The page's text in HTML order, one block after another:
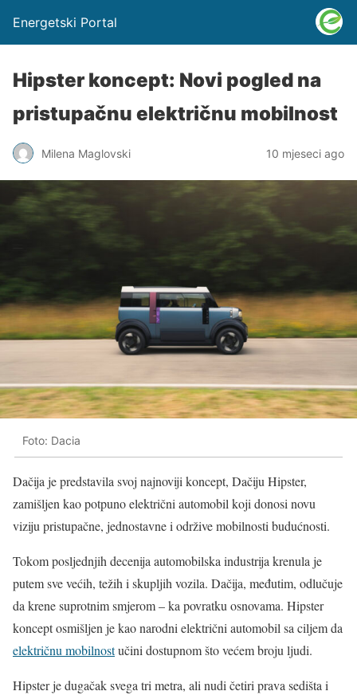
Energetski Portal
Hipster koncept: Novi pogled na
pristupačnu električnu mobilnost
Milena Maglovski 10 mjeseci ago
Foto: Dacia
Dačija je predstavila svoj najnoviji koncept, Dačiju Hipster,
zamišljen kao potpuno električni automobil koji donosi novu
viziju pristupačne, jednostavne i održive mobilnosti budućnosti.
Tokom posljednjih decenija automobilska industrija krenula je
putem sve većih, težih i skupljih vozila. Dačija, međutim, odlučuje
da krene suprotnim smjerom – ka povratku osnovama. Hipster
koncept osmišljen je kao narodni električni automobil sa ciljem da
električnu mobilnostučini dostupnom što većem broju ljudi.
Hipster je dugačak svega tri metra, ali nudi četiri prava sedišta i